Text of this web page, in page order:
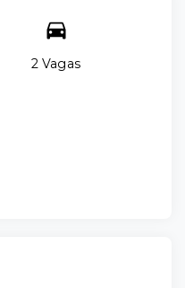
2 Vagas